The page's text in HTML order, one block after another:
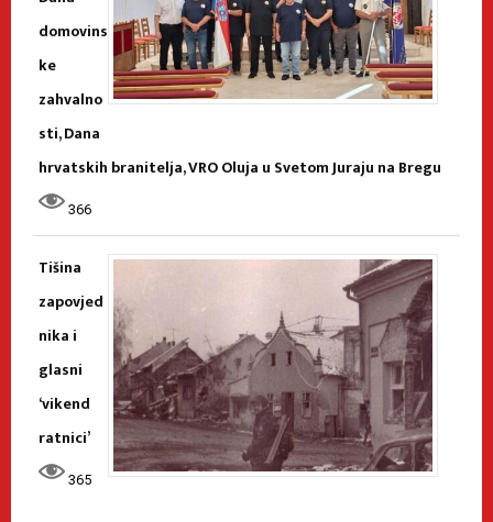
domovins
ke
zahvalno
sti, Dana
hrvatskih branitelja, VRO Oluja u Svetom Juraju na Bregu
366
Tišina
zapovjed
nika i
glasni
‘vikend
ratnici’
365